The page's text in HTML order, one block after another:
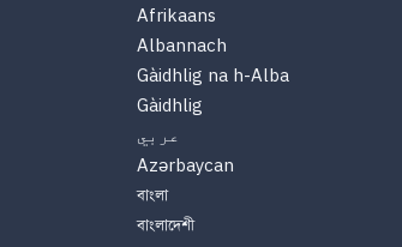
Afrikaans
Albannach
Gàidhlig na h-Alba
Gàidhlig
عربي
Azərbaycan
বাংলা
বাংলাদেশী